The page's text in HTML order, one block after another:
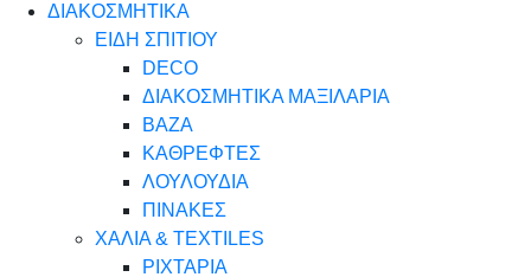
ΔΙΑΚΟΣΜΗΤΙΚΑ
ΕΙΔΗ ΣΠΙΤΙΟΥ
DECO
ΔΙΑΚΟΣΜΗΤΙΚΑ ΜΑΞΙΛΑΡΙΑ
ΒΑΖΑ
ΚΑΘΡΕΦΤΕΣ
ΛΟΥΛΟΥΔΙΑ
ΠΙΝΑΚΕΣ
ΧΑΛΙΑ & TEXTILES
ΡΙΧΤΑΡΙΑ